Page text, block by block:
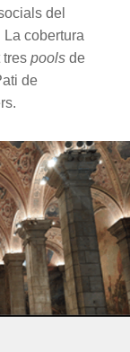
del
La cobertura
tres pools de
de